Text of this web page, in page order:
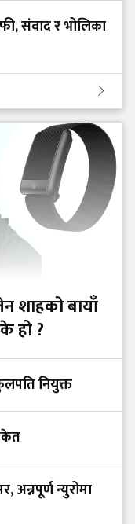
संवाद र भोलिका
शाहको बायाँ
हो ?
नियुक्त
अन्नपूर्ण न्युरोमा